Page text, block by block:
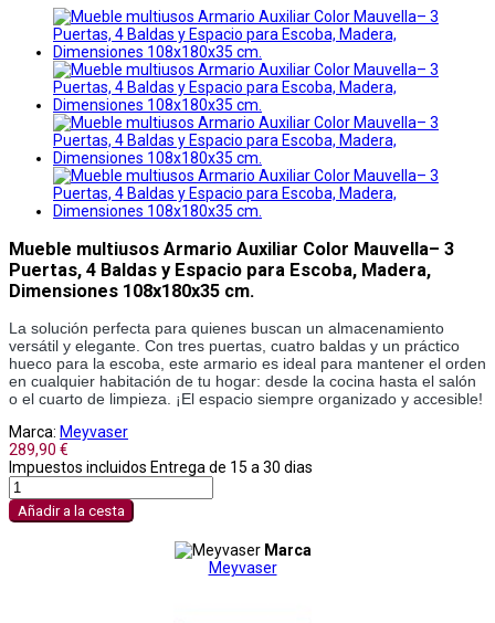
Mueble multiusos Armario Auxiliar Color Mauvella– 3
Puertas, 4 Baldas y Espacio para Escoba, Madera,
Dimensiones 108x180x35 cm.
La solución perfecta para quienes buscan un almacenamiento
versátil y elegante. Con tres puertas, cuatro baldas y un práctico
hueco para la escoba, este armario es ideal para mantener el orden
en cualquier habitación de tu hogar: desde la cocina hasta el salón
o el cuarto de limpieza. ¡El espacio siempre organizado y accesible!
Marca: Meyvaser
289,90 €
Impuestos incluidos Entrega de 15 a 30 dias
Añadir a la cesta
Marca
Meyvaser